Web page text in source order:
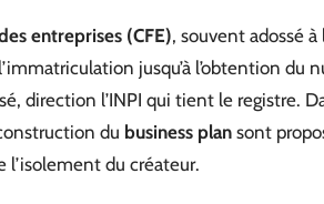
entreprises (CFE), souvent adossé
jusqu’à l’obtention du
direction l’INPI qui tient le registre.
du business plan sont
l’isolement du créateur.